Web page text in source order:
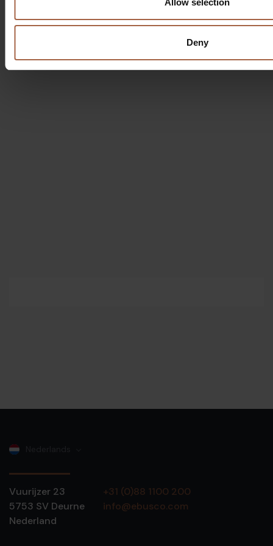
Allow selection
Deny
Vuurijzer 23
5753 SV Deurne
Nederland
+31 (0)88 1100 200
info@ebusco.com